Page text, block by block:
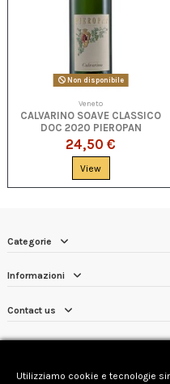
Non disponibile
Veneto
CALVARINO SOAVE CLASSICO
DOC 2020 PIEROPAN
24,50 €
View
Categorie
Informazioni
Contact us
Utilizziamo cookie e tecnologie